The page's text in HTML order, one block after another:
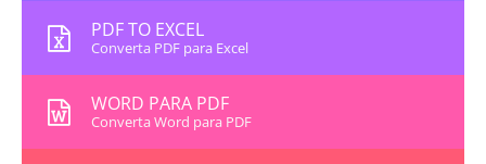
PDF TO EXCEL
Converta PDF para Excel
WORD PARA PDF
Converta Word para PDF